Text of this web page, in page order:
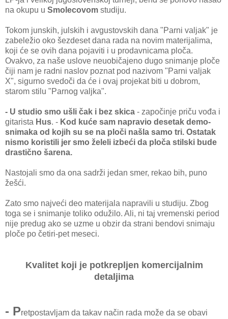
na okupu u Smolecovom studiju.
Tokom junskih, julskih i avgustovskih dana "Parni valjak" je
zabeležio oko šezdeset dana rada na novim materijalima,
koji će se ovih dana pojaviti i u prodavnicama ploča.
Ovakvo, za naše uslove neuobičajeno dugo snimanje ploče
čiji nam je radni naslov poznat pod nazivom "Parni valjak
X", sigurno svedoči da će i ovaj projekat biti u dobrom,
starom stilu "Parnog valjka".
- U studio smo ušli čak i bez skica - započinje priču vođa i
gitarista Hus. - Kod kuće sam napravio desetak demo-
snimaka od kojih su se na ploči našla samo tri. Ostatak
nismo koristili jer smo želeli izbeći da ploča stilski bude
drastično šarena.
Nastojali smo da ona sadrži jedan smer, rekao bih, puno
žešći.
Zato smo najveći deo materijala napravili u studiju. Zbog
toga se i snimanje toliko odužilo. Ali, ni taj vremenski period
nije predug ako se uzme u obzir da strani bendovi snimaju
ploče po četiri-pet meseci.
Kvalitet koji je potkrepljen komercijalnim
detaljima
- Pretpostavljam da takav način rada može da se obavi